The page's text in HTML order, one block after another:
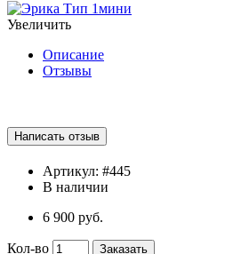
Увеличить
Описание
Отзывы
Артикул: #445
В наличии
6 900 руб.
Кол-во
Заказать